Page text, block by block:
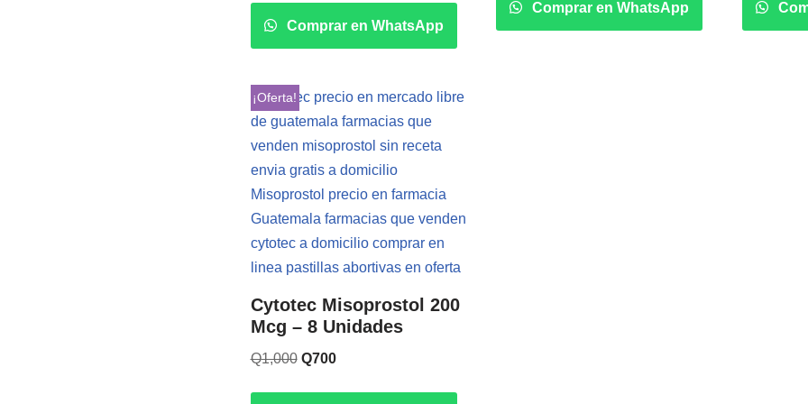
Comprar en WhatsApp
Comprar en WhatsApp
¡Oferta!
Cytotec Misoprostol 200
Mcg – 8 Unidades
Q1,000 Q700